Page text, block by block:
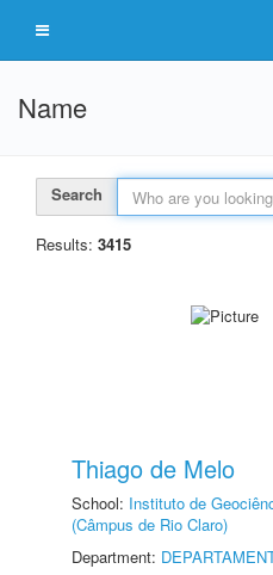
Name
Search
Results: 3415
Thiago de Melo
School: Instituto de
(Câmpus de Rio Claro)
Department: